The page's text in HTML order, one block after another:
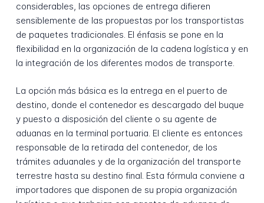
considerables, las opciones de entrega difieren
sensiblemente de las propuestas por los transportistas
de paquetes tradicionales. El énfasis se pone en la
flexibilidad en la organización de la cadena logística y en
la integración de los diferentes modos de transporte.
La opción más básica es la entrega en el puerto de
destino, donde el contenedor es descargado del buque
y puesto a disposición del cliente o su agente de
aduanas en la terminal portuaria. El cliente es entonces
responsable de la retirada del contenedor, de los
trámites aduanales y de la organización del transporte
terrestre hasta su destino final. Esta fórmula conviene a
importadores que disponen de su propia organización